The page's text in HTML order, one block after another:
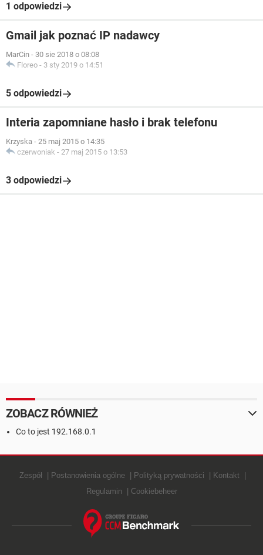
1 odpowiedzi
Gmail jak poznać IP nadawcy
MarCin - 30 sie 2018 o 08:08
Floreo - 3 sty 2019 o 14:51
5 odpowiedzi
Interia zapomniane hasło i brak telefonu
Krzyska - 25 maj 2015 o 14:35
czerwoniak - 27 maj 2015 o 13:53
3 odpowiedzi
ZOBACZ RÓWNIEŻ
Co to jest 192.168.0.1
Zespół Postanowienia ogólne Polityką prywatności
Kontakt
Regulamin
Cookiebeheer